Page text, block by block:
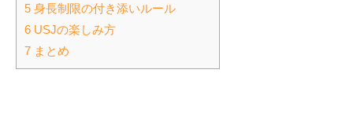
5 身長制限の付き添いルール
6 USJの楽しみ方
7 まとめ